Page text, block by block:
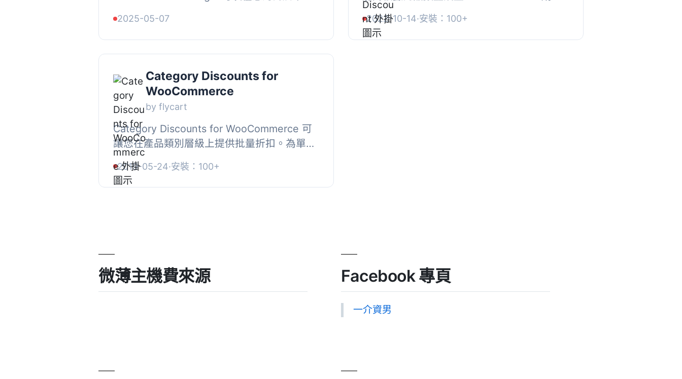
別的彈性折扣，為使用者提供特殊特權。,...
2025-05-07
車項目批發折扣的外掛程式。此外掛程式與
Woocommerce 2.7.0 及以上版本相容。...
2022-10-14·安裝：100+
Category Discounts for
WooCommerce
by flycart
Category Discounts for WooCommerce 可
讓您在產品類別層級上提供批量折扣。為單一
或多個產品類別提供百分比或固定折扣。透過
在產品頁面上顯示折扣訊息，鼓勵...
2019-05-24·安裝：100+
微薄主機費來源 Facebook 專頁
一介資男